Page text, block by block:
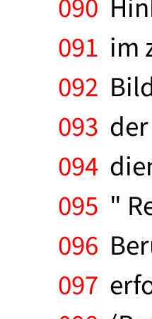
090
091 im
092
093
094
095 "
096
097